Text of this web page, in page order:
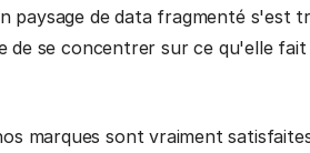
paysage de data fragmenté s'est
se concentrer sur ce qu'elle fait
marques sont vraiment